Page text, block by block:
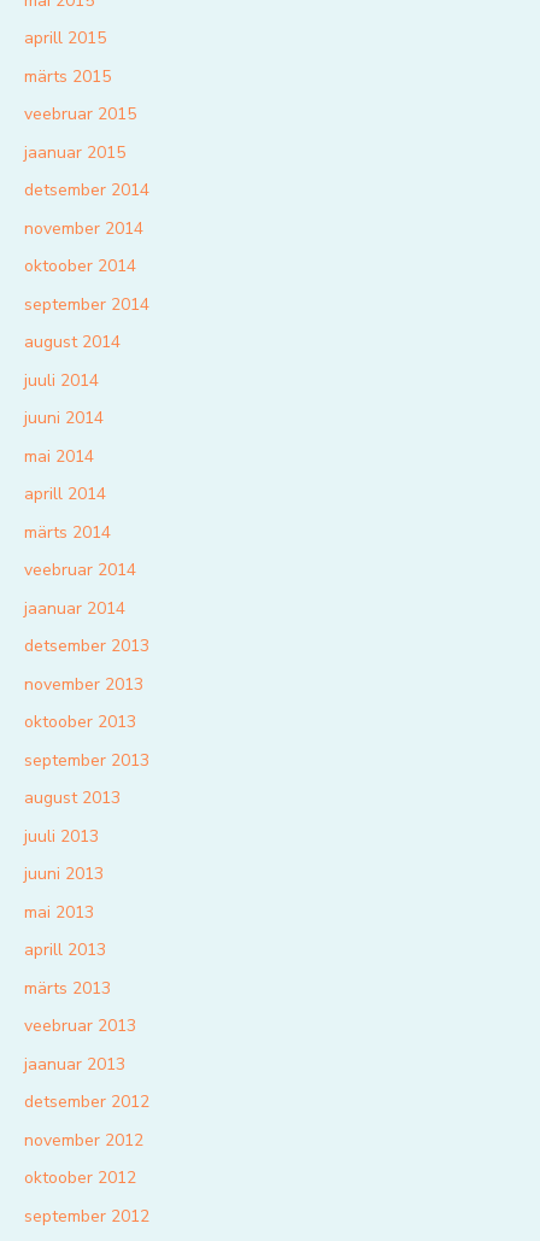
aprill 2015
märts 2015
veebruar 2015
jaanuar 2015
detsember 2014
november 2014
oktoober 2014
september 2014
august 2014
juuli 2014
juuni 2014
mai 2014
aprill 2014
märts 2014
veebruar 2014
jaanuar 2014
detsember 2013
november 2013
oktoober 2013
september 2013
august 2013
juuli 2013
juuni 2013
mai 2013
aprill 2013
märts 2013
veebruar 2013
jaanuar 2013
detsember 2012
november 2012
oktoober 2012
september 2012